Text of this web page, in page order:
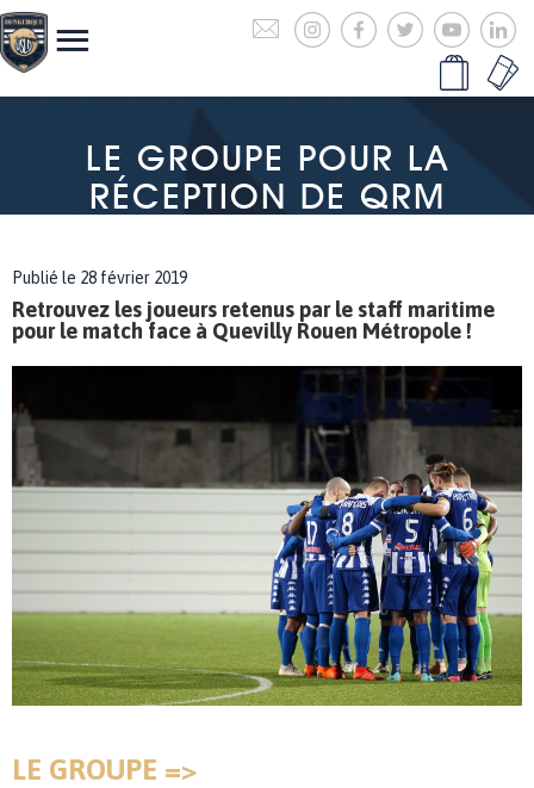
LE GROUPE POUR LA
RÉCEPTION DE QRM
Publié le 28 février 2019
Retrouvez les joueurs retenus par le staff maritime
pour le match face à Quevilly Rouen Métropole !
LE GROUPE =>